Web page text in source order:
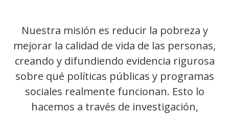
Nuestra misión es reducir la pobreza y
mejorar la calidad de vida de las personas,
creando y difundiendo evidencia rigurosa
sobre qué políticas públicas y programas
sociales realmente funcionan. Esto lo
hacemos a través de investigación,